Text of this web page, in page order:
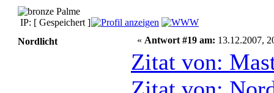
IP: [ Gespeichert ]
Nordlicht
« Antwort #19 am: 13.12.2007,
Zitat von: